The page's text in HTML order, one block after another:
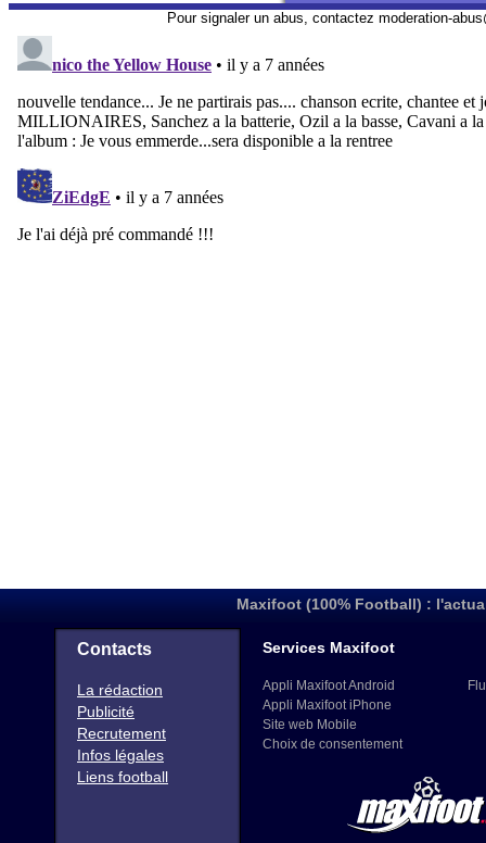
Pour signaler un abus, contactez moderation-
Maxifoot (100% Football) :
Contacts
La rédaction
Publicité
Recrutement
Infos légales
Liens football
Services Maxifoot
Appli Maxifoot Android
Appli Maxifoot iPhone
Site web Mobile
Choix de consentement